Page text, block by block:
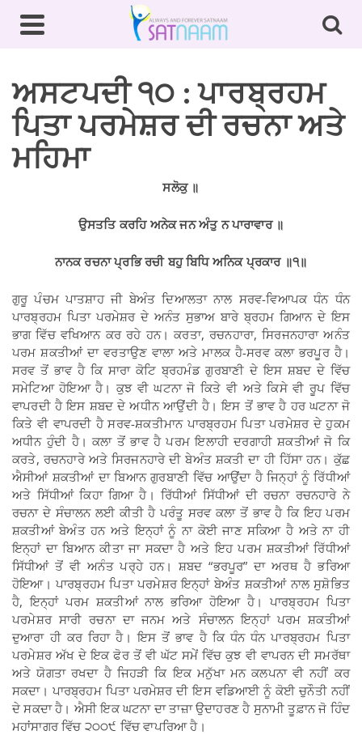
ਅਸਟਪਦੀ ੧੦ : ਪਾਰਬ੍ਰਹਮ
ਪਿਤਾ ਪਰਮੇਸ਼ਰ ਦੀ ਰਚਨਾ ਅਤੇ
ਮਹਿਮਾ
ਸਲੋਕੁ ॥
ਉਸਤਤਿ ਕਰਹਿ ਅਨੇਕ ਜਨ ਅੰਤੁ ਨ ਪਾਰਾਵਾਰ ॥
ਨਾਨਕ ਰਚਨਾ ਪ੍ਰਭਿ ਰਚੀ ਬਹੁ ਬਿਧਿ ਅਨਿਕ ਪ੍ਰਕਾਰ ॥੧॥
ਗੁਰੂ ਪੰਚਮ ਪਾਤਸ਼ਾਹ ਜੀ ਬੇਅੰਤ ਦਿਆਲਤਾ ਨਾਲ ਸਰਵ-ਵਿਆਪਕ ਧੰਨ ਧੰਨ
ਪਾਰਬ੍ਰਹਮ ਪਿਤਾ ਪਰਮੇਸ਼ਰ ਦੇ ਅਨੰਤ ਸੁਭਾਅ ਬਾਰੇ ਬ੍ਰਹਮ ਗਿਆਨ ਦੇ ਇਸ
ਭਾਗ ਵਿੱਚ ਵਖਿਆਨ ਕਰ ਰਹੇ ਹਨ। ਕਰਤਾ, ਰਚਨਹਾਰਾ, ਸਿਰਜਨਹਾਰਾ ਅਨੰਤ
ਪਰਮ ਸ਼ਕਤੀਆਂ ਦਾ ਵਰਤਾਉਣ ਵਾਲਾ ਅਤੇ ਮਾਲਕ ਹੈ-ਸਰਵ ਕਲਾ ਭਰਪੂਰ ਹੈ।
ਸਰਵ ਤੋਂ ਭਾਵ ਹੈ ਕਿ ਸਾਰਾ ਕੋਟਿ ਬ੍ਰਹਮੰਡ ਗੁਰਬਾਣੀ ਦੇ ਇਸ ਸ਼ਬਦ ਦੇ ਵਿੱਚ
ਸਮੇਟਿਆ ਹੋਇਆ ਹੈ। ਕੁਝ ਵੀ ਘਟਨਾ ਜੋ ਕਿਤੇ ਵੀ ਅਤੇ ਕਿਸੇ ਵੀ ਰੂਪ ਵਿੱਚ
ਵਾਪਰਦੀ ਹੈ ਇਸ ਸ਼ਬਦ ਦੇ ਅਧੀਨ ਆਉਂਦੀ ਹੈ। ਇਸ ਤੋਂ ਭਾਵ ਹੈ ਹਰ ਘਟਨਾ ਜੋ
ਕਿਤੇ ਵੀ ਵਾਪਰਦੀ ਹੈ ਸਰਵ-ਸ਼ਕਤੀਮਾਨ ਪਾਰਬ੍ਰਹਮ ਪਿਤਾ ਪਰਮੇਸ਼ਰ ਦੇ ਹੁਕਮ
ਅਧੀਨ ਹੁੰਦੀ ਹੈ। ਕਲਾ ਤੋਂ ਭਾਵ ਹੈ ਪਰਮ ਇਲਾਹੀ ਦਰਗਾਹੀ ਸ਼ਕਤੀਆਂ ਜੋ ਕਿ
ਕਰਤੇ, ਰਚਨਹਾਰੇ ਅਤੇ ਸਿਰਜਨਹਾਰੇ ਦੀ ਬੇਅੰਤ ਸ਼ਕਤੀ ਦਾ ਹੀ ਹਿੱਸਾ ਹਨ। ਕੁੱਛ
ਐਸੀਆਂ ਸ਼ਕਤੀਆਂ ਦਾ ਬਿਆਨ ਗੁਰਬਾਣੀ ਵਿੱਚ ਆਉਂਦਾ ਹੈ ਜਿਨ੍ਹਾਂ ਨੂੰ ਰਿੱਧੀਆਂ
ਅਤੇ ਸਿੱਧੀਆਂ ਕਿਹਾ ਗਿਆ ਹੈ। ਰਿੱਧੀਆਂ ਸਿੱਧੀਆਂ ਦੀ ਰਚਨਾ ਰਚਨਹਾਰੇ ਨੇ
ਰਚਨਾ ਦੇ ਸੰਚਾਲਨ ਲਈ ਕੀਤੀ ਹੈ ਪਰੰਤੂ ਸਰਵ ਕਲਾ ਤੋਂ ਭਾਵ ਹੈ ਕਿ ਇਹ ਪਰਮ
ਸ਼ਕਤੀਆਂ ਬੇਅੰਤ ਹਨ ਅਤੇ ਇਨ੍ਹਾਂ ਨੂੰ ਨਾ ਕੋਈ ਜਾਣ ਸਕਿਆ ਹੈ ਅਤੇ ਨਾ ਹੀ
ਇਨ੍ਹਾਂ ਦਾ ਬਿਆਨ ਕੀਤਾ ਜਾ ਸਕਦਾ ਹੈ ਅਤੇ ਇਹ ਪਰਮ ਸ਼ਕਤੀਆਂ ਰਿੱਧੀਆਂ
ਸਿੱਧੀਆਂ ਤੋਂ ਵੀ ਅਨੰਤ ਪਰ੍ਹੇ ਹਨ। ਸ਼ਬਦ “ਭਰਪੂਰ” ਦਾ ਅਰਥ ਹੈ ਭਰਿਆ
ਹੋਇਆ। ਪਾਰਬ੍ਰਹਮ ਪਿਤਾ ਪਰਮੇਸ਼ਰ ਇਨ੍ਹਾਂ ਬੇਅੰਤ ਸ਼ਕਤੀਆਂ ਨਾਲ ਸੁਸ਼ੋਭਿਤ
ਹੈ, ਇਨ੍ਹਾਂ ਪਰਮ ਸ਼ਕਤੀਆਂ ਨਾਲ ਭਰਿਆ ਹੋਇਆ ਹੈ। ਪਾਰਬ੍ਰਹਮ ਪਿਤਾ
ਪਰਮੇਸ਼ਰ ਸਾਰੀ ਰਚਨਾ ਦਾ ਜਨਮ ਅਤੇ ਸੰਚਾਲਨ ਇਨ੍ਹਾਂ ਪਰਮ ਸ਼ਕਤੀਆਂ
ਦੁਆਰਾ ਹੀ ਕਰ ਰਿਹਾ ਹੈ। ਇਸ ਤੋਂ ਭਾਵ ਹੈ ਕਿ ਧੰਨ ਧੰਨ ਪਾਰਬ੍ਰਹਮ ਪਿਤਾ
ਪਰਮੇਸ਼ਰ ਅੱਖ ਦੇ ਇਕ ਫੋਰ ਤੋਂ ਵੀ ਘੱਟ ਸਮੇਂ ਵਿੱਚ ਕੁਝ ਵੀ ਵਾਪਰਨ ਦੀ ਸਮਰੱਥਾ
ਅਤੇ ਯੋਗਤਾ ਰਖਦਾ ਹੈ ਜਿਹੜੀ ਕਿ ਇਕ ਮਨੁੱਖਾ ਮਨ ਕਲਪਨਾ ਵੀ ਨਹੀਂ ਕਰ
ਸਕਦਾ। ਪਾਰਬ੍ਰਹਮ ਪਿਤਾ ਪਰਮੇਸ਼ਰ ਦੀ ਇਸ ਵਡਿਆਈ ਨੂੰ ਕੋਈ ਚੁਨੌਤੀ ਨਹੀਂ
ਦੇ ਸਕਦਾ ਹੈ। ਐਸੀ ਇਕ ਘਟਨਾ ਦਾ ਤਾਜ਼ਾ ਉਦਾਹਰਣ ਹੈ ਸੁਨਾਮੀ ਤੂਫ਼ਾਨ ਜੋ ਹਿੰਦ
ਮਹਾਂਸਾਗਰ ਵਿੱਚ ੨੦੦੯ ਵਿੱਚ ਵਾਪਰਿਆ ਹੈ।